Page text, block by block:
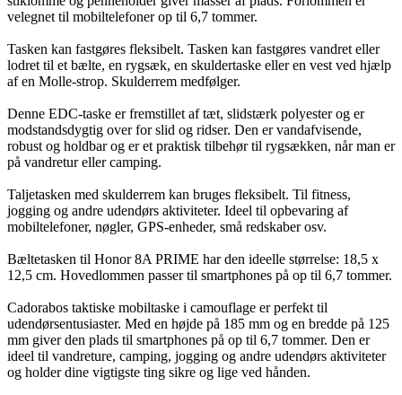
velegnet til mobiltelefoner op til 6,7 tommer.
Tasken kan fastgøres fleksibelt. Tasken kan fastgøres vandret eller
lodret til et bælte, en rygsæk, en skuldertaske eller en vest ved hjælp
af en Molle-strop. Skulderrem medfølger.
Denne EDC-taske er fremstillet af tæt, slidstærk polyester og er
modstandsdygtig over for slid og ridser. Den er vandafvisende,
robust og holdbar og er et praktisk tilbehør til rygsækken, når man er
på vandretur eller camping.
Taljetasken med skulderrem kan bruges fleksibelt. Til fitness,
jogging og andre udendørs aktiviteter. Ideel til opbevaring af
mobiltelefoner, nøgler, GPS-enheder, små redskaber osv.
Bæltetasken til Honor 8A PRIME har den ideelle størrelse: 18,5 x
12,5 cm. Hovedlommen passer til smartphones på op til 6,7 tommer.
Cadorabos taktiske mobiltaske i camouflage er perfekt til
udendørsentusiaster. Med en højde på 185 mm og en bredde på 125
mm giver den plads til smartphones på op til 6,7 tommer. Den er
ideel til vandreture, camping, jogging og andre udendørs aktiviteter
og holder dine vigtigste ting sikre og lige ved hånden.